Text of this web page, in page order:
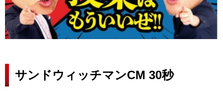
サンドウィッチマンCM 30秒